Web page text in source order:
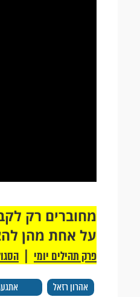
אהרון רזאל
על אחת מהן
פרק תהילים יומי |